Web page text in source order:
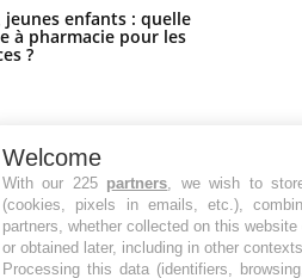
jeunes enfants : quelle
à pharmacie pour les
?
NEWSLETTER
Welcome
With our 225 partners, we wish to
(cookies, pixels in emails, etc.),
partners, whether collected on this
or obtained later, including in other
Processing this data (identifiers,